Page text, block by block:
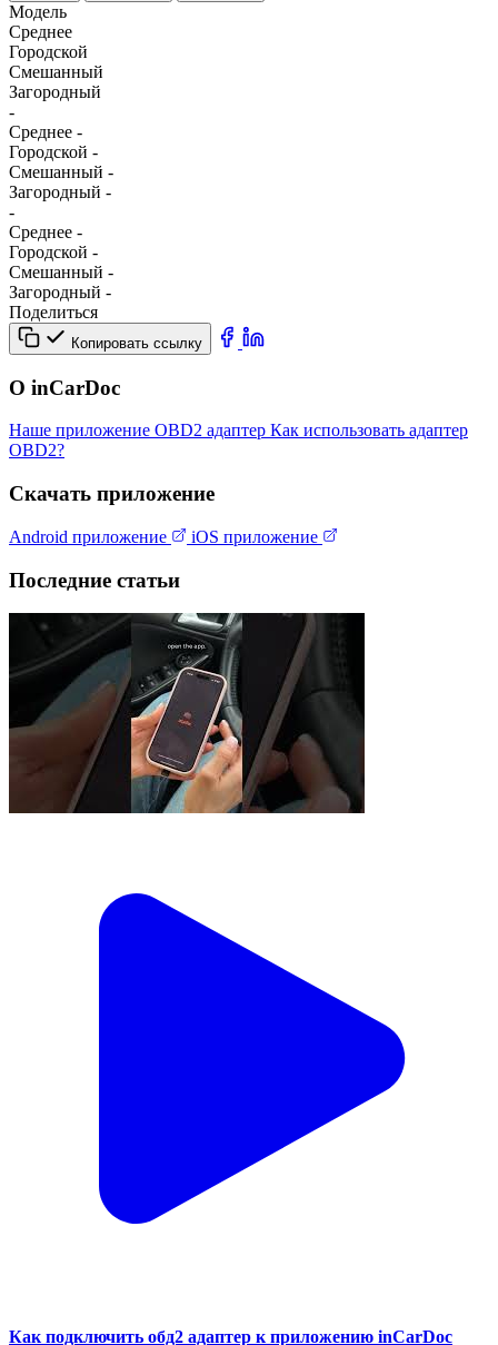
Модель
Среднее
Городской
Смешанный
Загородный
-
Среднее -
Городской -
Смешанный -
Загородный -
-
Среднее -
Городской -
Смешанный -
Загородный -
Поделиться
Копировать ссылку
О inCarDoc
Наше приложение OBD2 адаптер Как использовать адаптер
OBD2?
Скачать приложение
Android приложение iOS приложение
Последние статьи
Как подключить обд2 адаптер к приложению inCarDoc